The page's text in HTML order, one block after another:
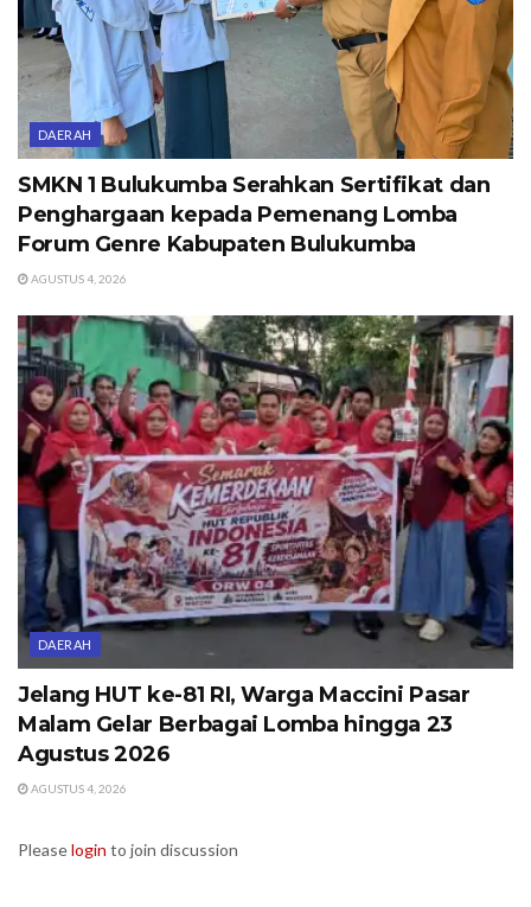
DAERAH
SMKN 1 Bulukumba Serahkan Sertifikat dan
Penghargaan kepada Pemenang Lomba
Forum Genre Kabupaten Bulukumba
AGUSTUS 4, 2026
DAERAH
Jelang HUT ke-81 RI, Warga Maccini Pasar
Malam Gelar Berbagai Lomba hingga 23
Agustus 2026
AGUSTUS 4, 2026
Pleaselogin to join discussion